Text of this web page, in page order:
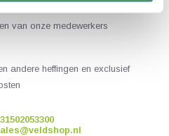
van onze medewerkers
andere heffingen en exclusief